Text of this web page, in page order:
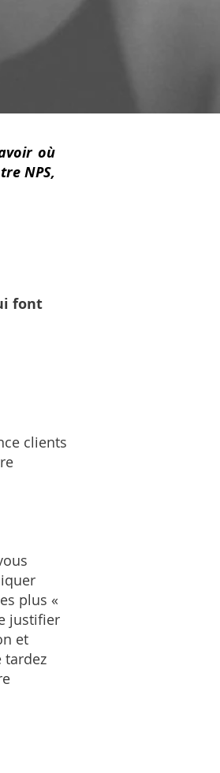
où
NPS,
font
clients
plus «
justifier
et
tardez